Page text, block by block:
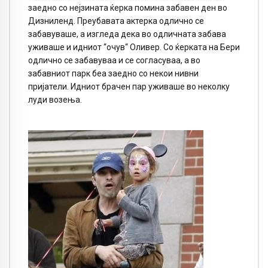
заедно со нејзината ќерка помина забавен ден во
Дизниленд. Преубавата актерка одлично се
забавуваше, а изгледа дека во одличната забава
уживаше и идниот “очув“ Оливер. Со ќерката на Бери
одлично се забавуваа и се согласуваа, а во
забавниот парк беа заедно со некои нивни
пријатели. Идниот брачен пар уживаше во неколку
луди возења.